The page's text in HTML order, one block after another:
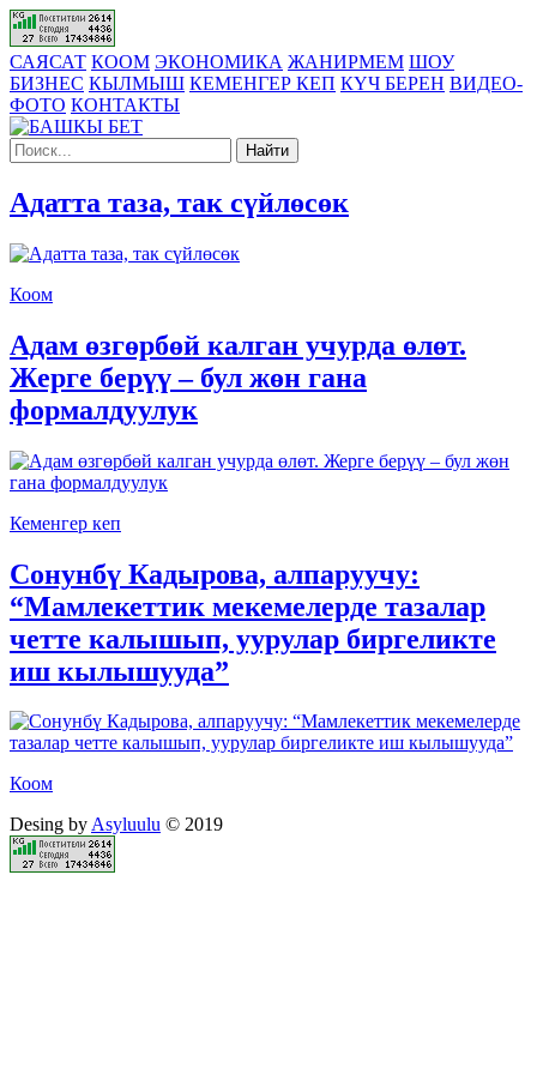
САЯСАТ КООМ ЭКОНОМИКА ЖАНИРМЕМ ШОУ
БИЗНЕС КЫЛМЫШ КЕМЕНГЕР КЕП КҮЧ БЕРЕН ВИДЕО-
ФОТО КОНТАКТЫ
Найти
Адатта таза, так сүйлөсөк
Коом
Адам өзгөрбөй калган учурда өлөт.
Жерге берүү – бул жөн гана
формалдуулук
Кеменгер кеп
Сонунбү Кадырова, алпаруучу:
“Мамлекеттик мекемелерде тазалар
четте калышып, уурулар биргеликте
иш кылышууда”
Коом
Desing byAsyluulu © 2019